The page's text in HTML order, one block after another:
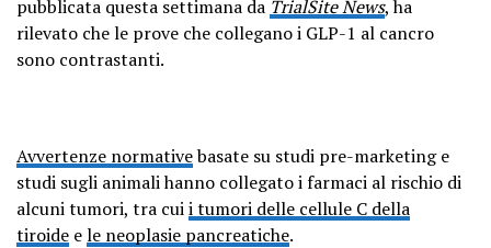
pubblicata questa settimana da TrialSite News, ha
rilevato che le prove che collegano i GLP-1 al cancro
sono contrastanti.
Avvertenze normativebasate su studi pre-marketing e
studi sugli animali hanno collegato i farmaci al rischio di
alcuni tumori, tra cuii tumori delle cellule C della
tiroide ele neoplasie pancreatiche.